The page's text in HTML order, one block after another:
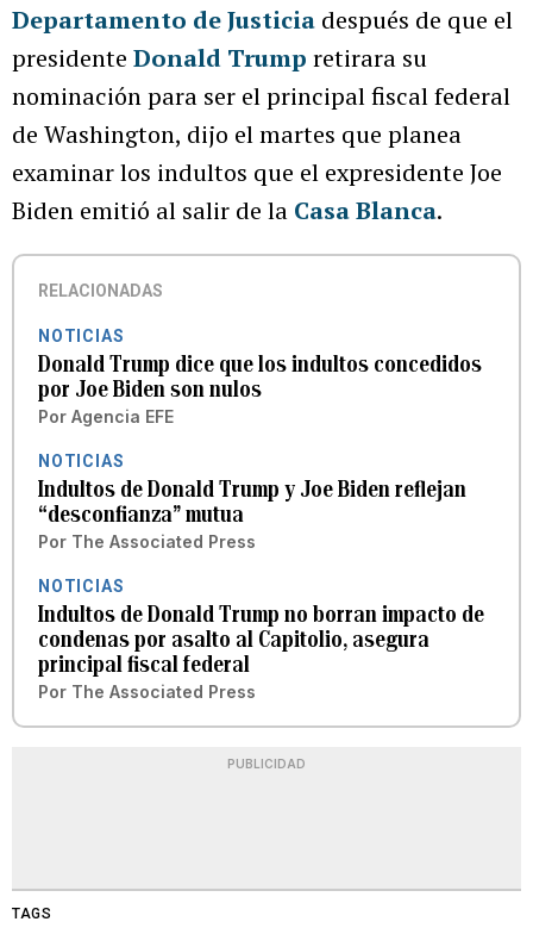
Departamento de Justicia después de que el
presidente Donald Trump retirara su
nominación para ser el principal fiscal federal
de Washington, dijo el martes que planea
examinar los indultos que el expresidente Joe
Biden emitió al salir de la Casa Blanca.
RELACIONADAS
NOTICIAS
Donald Trump dice que los indultos concedidos
por Joe Biden son nulos
Por Agencia EFE
NOTICIAS
Indultos de Donald Trump y Joe Biden reflejan
“desconfianza” mutua
Por The Associated Press
NOTICIAS
Indultos de Donald Trump no borran impacto de
condenas por asalto al Capitolio, asegura
principal fiscal federal
Por The Associated Press
PUBLICIDAD
TAGS